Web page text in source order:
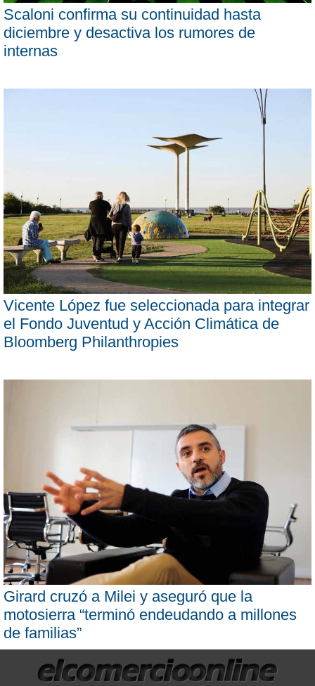
Scaloni confirma su continuidad hasta
diciembre y desactiva los rumores de
internas
Vicente López fue seleccionada para integrar
el Fondo Juventud y Acción Climática de
Bloomberg Philanthropies
Girard cruzó a Milei y aseguró que la
motosierra “terminó endeudando a millones
de familias”